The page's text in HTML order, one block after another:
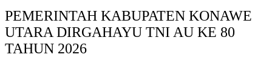
PEMERINTAH KABUPATEN KONAWE
UTARA DIRGAHAYU TNI AU KE 80
TAHUN 2026